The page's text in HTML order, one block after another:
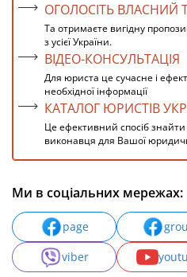
ОГОЛОСІТЬ ВЛАСНИЙ
Та отримаєте вигідну
з усієї України.
ВІДЕО-КОНСУЛЬТАЦІЯ
Для юриста це сучасне і
необхідної інформації
КАТАЛОГ ЮРИСТІВ
Це ефективний спосіб знайти
виконавця для Вашої
Ми в соціальних мережах:
page
viber